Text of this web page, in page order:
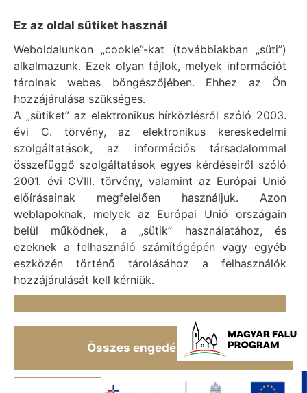
Impresszum
Vál Község Önkormányzat hivatalos honlapja
Vál Község Önkormányzat © 1996 - 2020
Adószám: 15727079-2-07
Adatvédelmi tájékoztató
Felelős: Bechtold Tamás polgármester
Cím: H-2473 Vál, Vajda János utca 2.
Telefon: +36 (22) 353-411
E-mail: polgarmester@val.hu
Elérhetőségek
+36 (22) 353-411
titkarsag@val.hu
Vál Község Önkormányzat 1996-2022 © Minden jog
Ez az oldal sütiket használ
Weboldalunkon „cookie”-kat (továbbiakban „süti”)
alkalmazunk. Ezek olyan fájlok, melyek információt
tárolnak webes böngészőjében. Ehhez az Ön
hozzájárulása szükséges.
A „sütiket” az elektronikus hírközlésről szóló 2003.
évi C. törvény, az elektronikus kereskedelmi
szolgáltatások, az információs társadalommal
összefüggő szolgáltatások egyes kérdéseiről szóló
2001. évi CVIII. törvény, valamint az Európai Unió
előírásainak megfelelően használjuk. Azon
weblapoknak, melyek az Európai Unió országain
belül működnek, a „sütik” használatához, és
ezeknek a felhasználó számítógépén vagy egyéb
eszközén történő tárolásához a felhasználók
hozzájárulását kell kérniük.
Összes engedélyezése